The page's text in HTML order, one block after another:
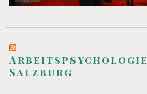
Arbeitspsychologie
Salzburg